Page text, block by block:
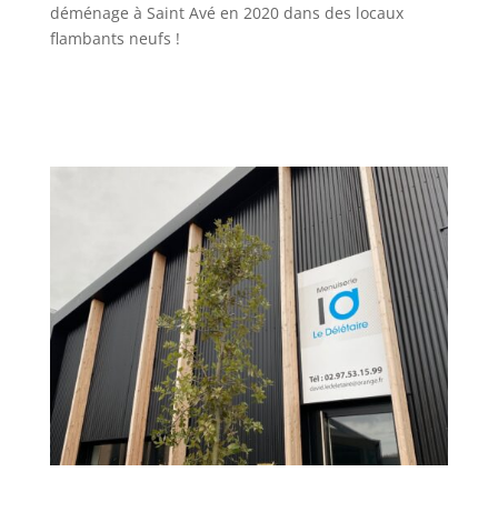
déménage à Saint Avé en 2020 dans des locaux
flambants neufs !